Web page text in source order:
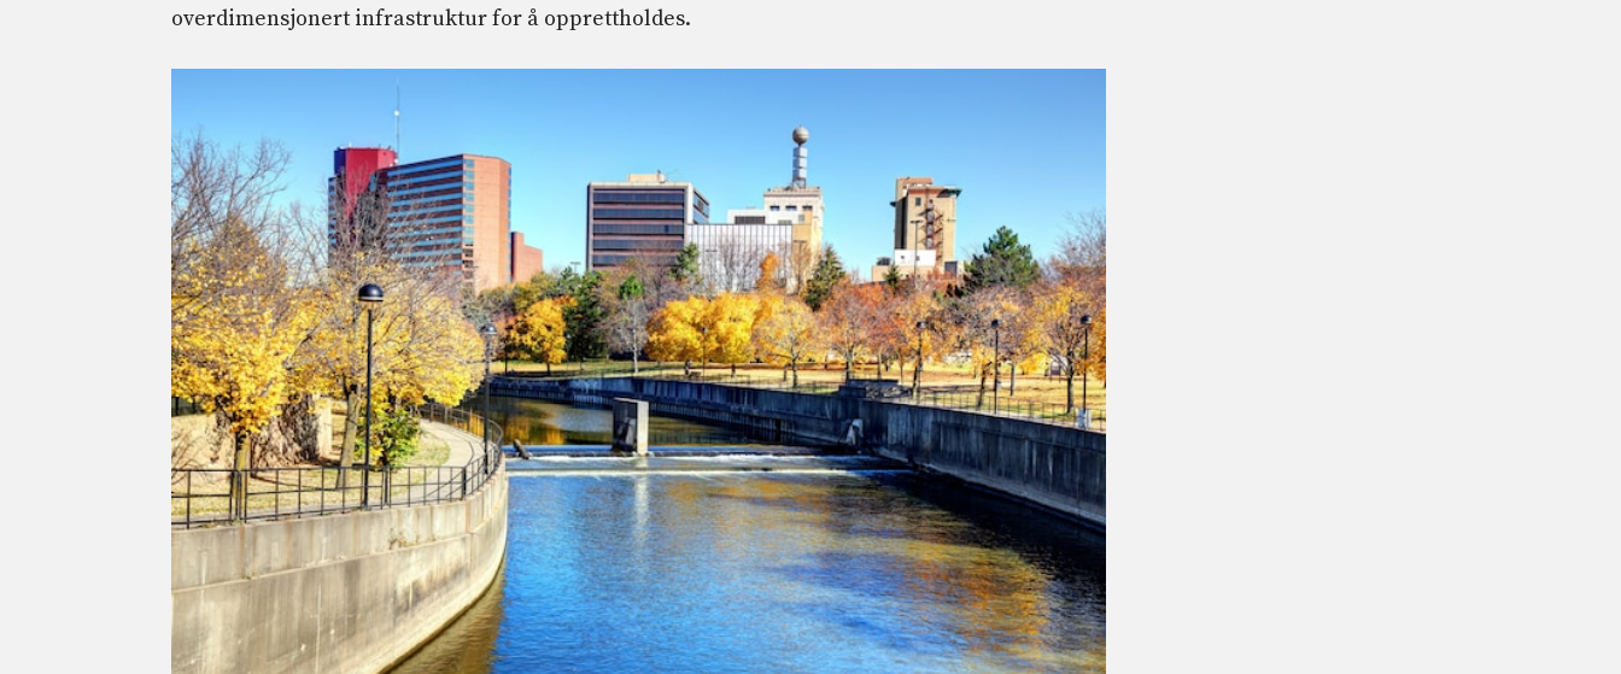
overdimensjonert infrastruktur for å opprettholdes.